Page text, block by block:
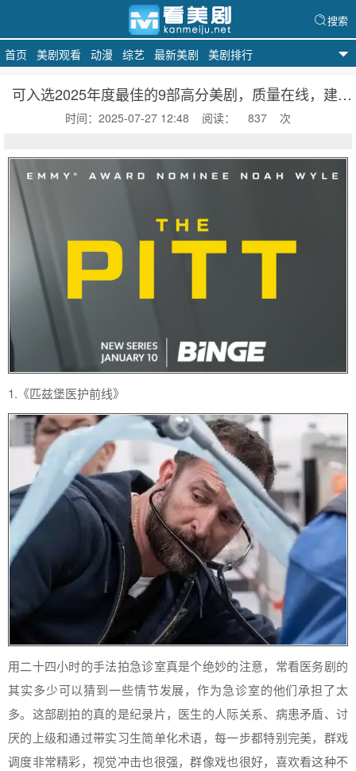
天天美剧
首页 美剧观看 动漫 综艺 最新美剧 美剧排行
搜索
可入选2025年度最佳的9部高分美剧，质量在线，建议收藏
时间：2025-07-27 12:48 阅读： 837 次
1.《匹兹堡医护前线》
用二十四小时的手法拍急诊室真是个绝妙的注意，常看医务剧的
其实多少可以猜到一些情节发展，作为急诊室的他们承担了太
多。这部剧拍的真的是纪录片，医生的人际关系、病患矛盾、讨
厌的上级和通过带实习生简单化术语，每一步都特别完美，群戏
调度非常精彩，视觉冲击也很强，群像戏也很好，喜欢看这种不